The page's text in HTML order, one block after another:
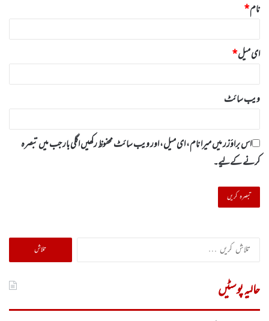
نام*
ای میل*
ویب‌ سائٹ
اس براؤزر میں میرا نام، ای میل، اور ویب سائٹ محفوظ رکھیں اگلی بار جب میں تبصرہ
کرنے کےلیے۔
تلاش
کریں
حالیہ پوسٹیں